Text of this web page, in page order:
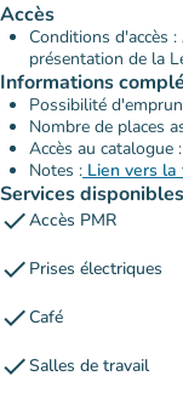
Accès
Conditions d'accès
présentation de la
Informations
Possibilité
Nombre de places
Accès au catalogue :
Notes : Lien vers
Services disponibles
checkAccès PMR
check Prises électriques
checkCafé
checkSalles de travail